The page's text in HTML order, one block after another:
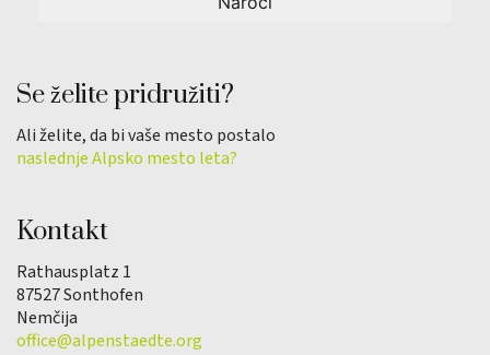
Se želite pridružiti?
Ali želite, da bi vaše mesto postalo
naslednje Alpsko mesto leta?
Kontakt
Rathausplatz 1
87527 Sonthofen
Nemčija
office@alpenstaedte.org